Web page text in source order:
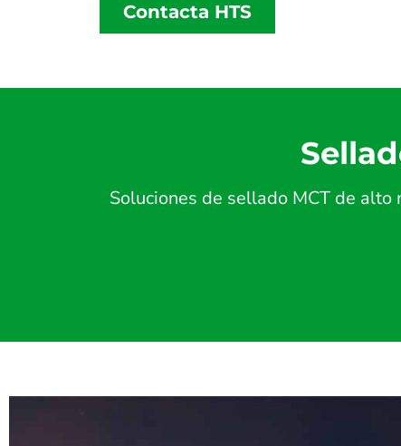
Contacta HTS
Soluciones de sellado MCT de